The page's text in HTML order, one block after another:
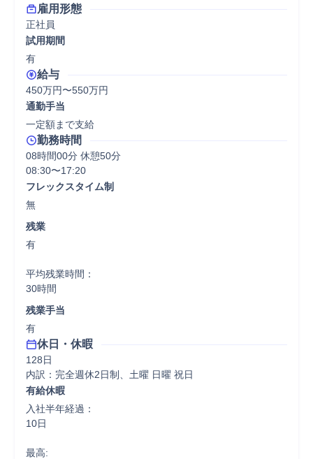
雇用形態
正社員
試用期間
有
給与
450万円〜550万円
通勤手当
一定額まで支給
勤務時間
08時間00分 休憩50分
08:30〜17:20
フレックスタイム制
無
残業
有
平均残業時間：
30時間
残業手当
有
休日・休暇
128日
内訳：完全週休2日制、土曜 日曜 祝日
有給休暇
入社半年経過：
10日
最高: